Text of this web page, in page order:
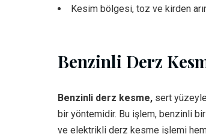
Kesim bölgesi, toz ve kirden
Benzinli Derz
Benzinli derz kesme, sert
bir yöntemidir. Bu işlem, benzinli bir
ve elektrikli derz kesme işlemi